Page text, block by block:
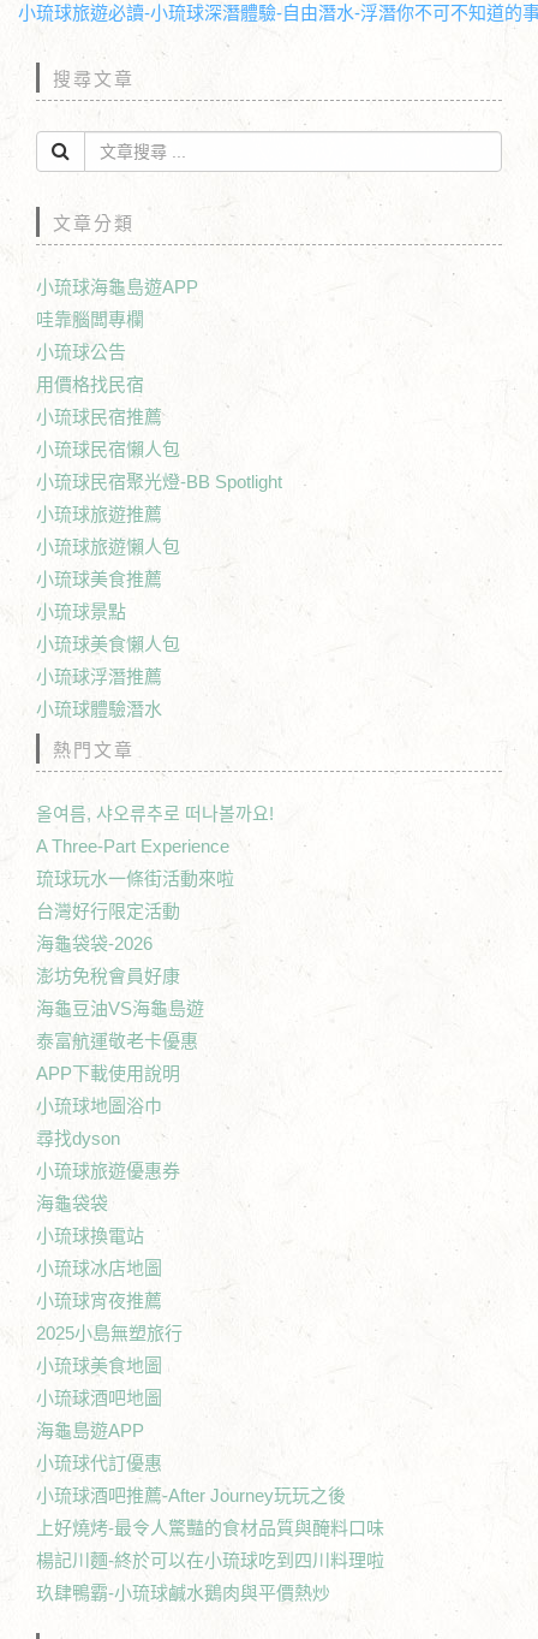
小琉球旅遊必讀-小琉球深潛體驗-自由潛水-浮潛你不可不知道的
搜尋文章
文章分類
小琉球海龜島遊APP
哇靠腦闆專欄
小琉球公告
用價格找民宿
小琉球民宿推薦
小琉球民宿懶人包
小琉球民宿聚光燈-BB Spotlight
小琉球旅遊推薦
小琉球旅遊懶人包
小琉球美食推薦
小琉球景點
小琉球美食懶人包
小琉球浮潛推薦
小琉球體驗潛水
熱門文章
올여름, 샤오류추로 떠나볼까요!
A Three-Part Experience
琉球玩水一條街活動來啦
台灣好行限定活動
海龜袋袋-2026
澎坊免稅會員好康
海龜豆油VS海龜島遊
泰富航運敬老卡優惠
APP下載使用說明
小琉球地圖浴巾
尋找dyson
小琉球旅遊優惠券
海龜袋袋
小琉球換電站
小琉球冰店地圖
小琉球宵夜推薦
2025小島無塑旅行
小琉球美食地圖
小琉球酒吧地圖
海龜島遊APP
小琉球代訂優惠
小琉球酒吧推薦-After Journey玩玩之後
上好燒烤-最令人驚豔的食材品質與醃料口味
楊記川麵-終於可以在小琉球吃到四川料理啦
玖肆鴨霸-小琉球鹹水鵝肉與平價熱炒